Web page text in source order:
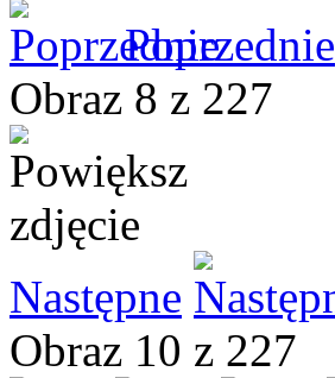
Poprzednie
Obraz 8 z 227
Następne
Obraz 10 z 227